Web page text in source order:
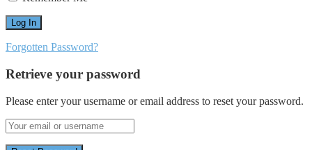
Forgotten Password?
Retrieve your password
Please enter your username or email address to reset your password.